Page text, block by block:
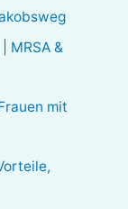
MRSA &
mit